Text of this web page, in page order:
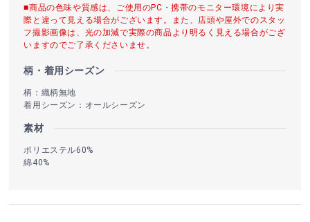
■商品の色味や質感は、ご使用のPC・携帯のモニター環境により実
際と違って見える場合がございます。また、店頭や屋外でのスタッ
フ撮影画像は、光の加減で実際の商品より明るく見える場合がござ
いますのでご了承くださいませ。
柄・着用シーズン
柄：織柄無地
着用シーズン：オールシーズン
素材
ポリエステル60%
綿40%